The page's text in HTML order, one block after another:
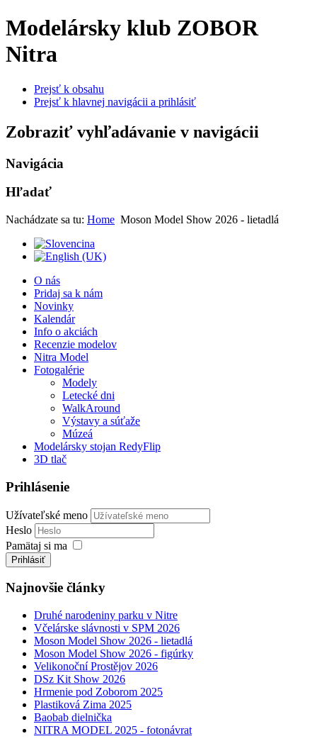
Modelársky klub ZOBOR
Nitra
Prejsť k obsahu
Prejsť k hlavnej navigácii a prihlásiť
Zobraziť vyhľadávanie v navigácii
Navigácia
Hľadať
Nachádzate sa tu: Home Moson Model Show 2026 - lietadlá
O nás
Pridaj sa k nám
Novinky
Kalendár
Info o akciách
Recenzie modelov
Nitra Model
Fotogalérie
Modely
Letecké dni
WalkAround
Výstavy a súťaže
Múzeá
Modelársky stojan RedyFlip
3D tlač
Prihlásenie
Užívateľské meno
Heslo
Pamätaj si ma
Prihlásiť
Najnovšie články
Druhé narodeniny parku v Nitre
Včelárske slávnosti v SPM 2026
Moson Model Show 2026 - lietadlá
Moson Model Show 2026 - figúrky
Velikonoční Prostějov 2026
DSz Kit Show 2026
Hrmenie pod Zoborom 2025
Plastiková Zima 2025
Baobab dielnička
NITRA MODEL 2025 - fotonávrat